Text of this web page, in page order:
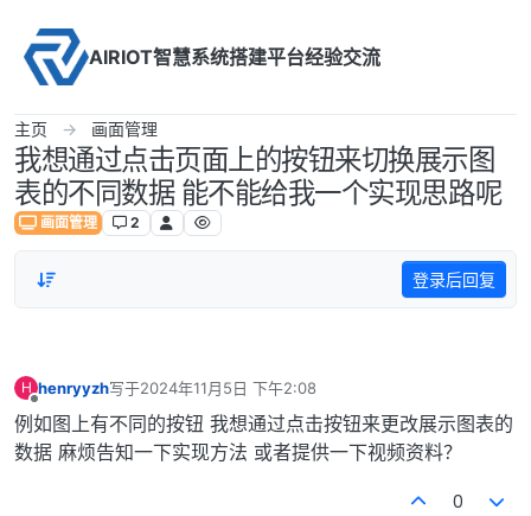
AIRIOT智慧系统搭建平台经验交流
主页 画面管理
我想通过点击页面上的按钮来切换展示图
表的不同数据 能不能给我一个实现思路呢
画面管理 2
登录后回复
H
离线
henryyzh写于2024年11月5日 下午2:08
最后由 编辑
例如图上有不同的按钮 我想通过点击按钮来更改展示图表的
数据 麻烦告知一下实现方法 或者提供一下视频资料？
0